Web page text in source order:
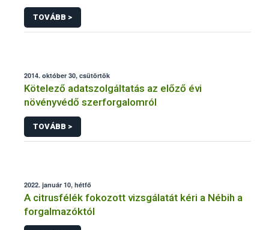
kapcsolatos szabályozás
TOVÁBB >
2014. október 30, csütörtök
Kötelező adatszolgáltatás az előző évi
növényvédő szerforgalomról
TOVÁBB >
2022. január 10, hétfő
A citrusfélék fokozott vizsgálatát kéri a Nébih a
forgalmazóktól